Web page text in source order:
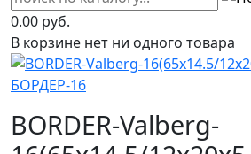
0.00 руб.
В корзине нет ни одного товара
BORDER-Valberg-